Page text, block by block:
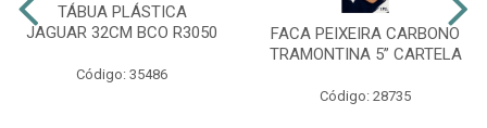
TÁBUA PLÁSTICA
JAGUAR 32CM BCO R3050
Código: 35486
FACA PEIXEIRA CARBONO
TRAMONTINA 5” CARTELA
Código: 28735